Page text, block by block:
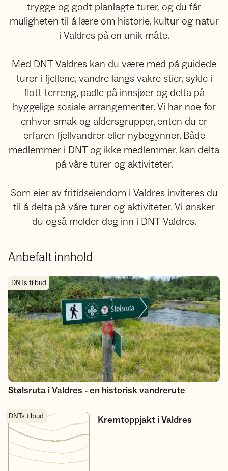
trygge og godt planlagte turer, og du får
muligheten til å lære om historie, kultur og natur
i Valdres på en unik måte.
Med DNT Valdres kan du være med på guidede
turer i fjellene, vandre langs vakre stier, sykle i
flott terreng, padle på innsjøer og delta på
hyggelige sosiale arrangementer. Vi har noe for
enhver smak og aldersgrupper, enten du er
erfaren fjellvandrer eller nybegynner. Både
medlemmer i DNT og ikke medlemmer, kan delta
på våre turer og aktiviteter.
Som eier av fritidseiendom i Valdres inviteres du
til å delta på våre turer og aktiviteter. Vi ønsker
du også melder deg inn i DNT Valdres.
Anbefalt innhold
Stølsruta i Valdres - en historisk vandrerute
DNTs tilbud
Stølsruta i Valdres - en historisk vandrerute
Kremtoppjakt i Valdres
DNTs tilbud Kremtoppjakt i Valdres